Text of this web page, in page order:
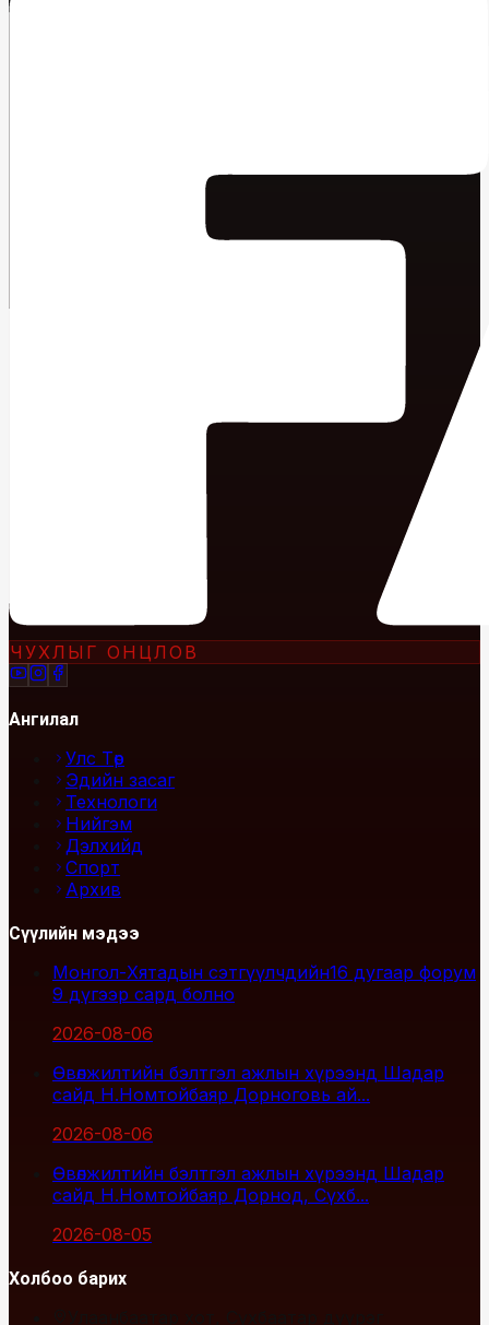
ЧУХЛЫГ ОНЦЛОВ
Ангилал
Улс Төр
Эдийн засаг
Технологи
Нийгэм
Дэлхийд
Спорт
Архив
Сүүлийн мэдээ
Монгол-Хятадын сэтгүүлчдийн16 дугаар форум
9 дүгээр сард болно
2026-08-06
Өвөлжилтийн бэлтгэл ажлын хүрээнд Шадар
сайд Н.Номтойбаяр Дорноговь ай...
2026-08-06
Өвөлжилтийн бэлтгэл ажлын хүрээнд Шадар
сайд Н.Номтойбаяр Дорнод, Сүхб...
2026-08-05
Холбоо барих